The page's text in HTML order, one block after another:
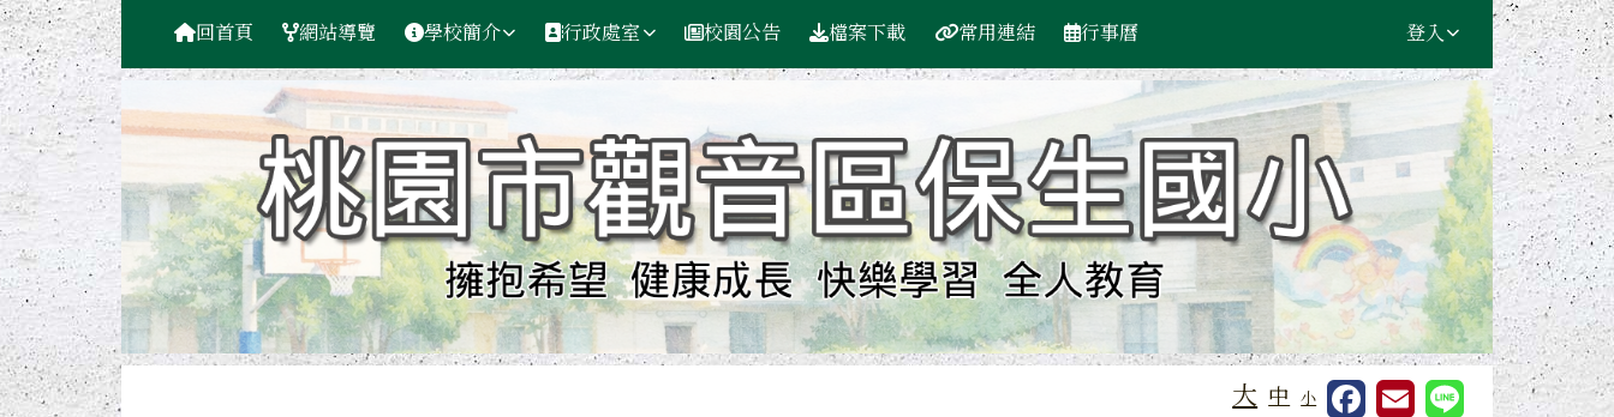
跳至主內容區
桃園市觀音區保生國小
導覽列 回首頁 網站導覽 學校簡介 行政處室 校園公告 檔案下載 常用連結 行事曆 登入
大 中 小